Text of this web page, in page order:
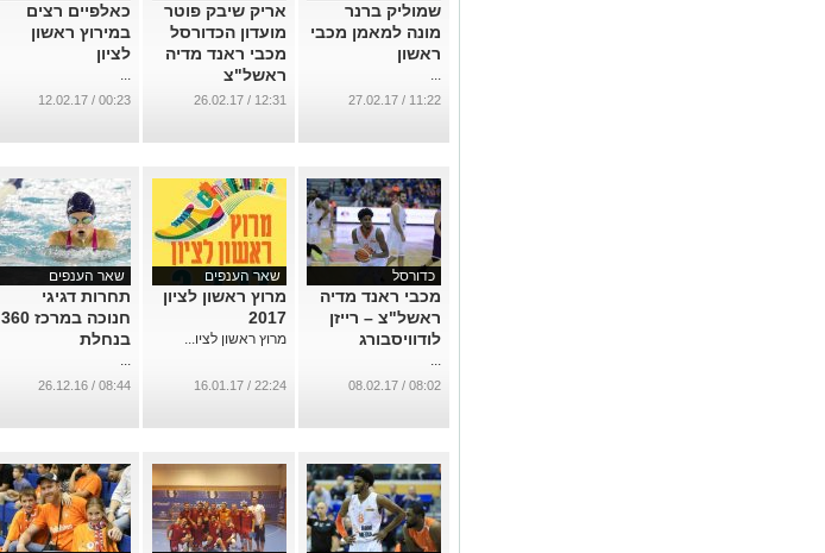
שמוליק ברנר
מונה למאמן מכבי
ראשון
...
11:22 / 27.02.17
אריק שיבק פוטר
מועדון הכדורסל
מכבי ראנד מדיה
ראשל"צ
...
12:31 / 26.02.17
כאלפיים רצים
במירוץ ראשון
לציון
...
00:23 / 12.02.17
כדורסל
מכבי ראנד מדיה
ראשל"צ – רייזן
לודוויסבורג
...
08:02 / 08.02.17
שאר הענפים
מרוץ ראשון לציון
2017
מרוץ ראשון לציו...
22:24 / 16.01.17
שאר הענפים
תחרות דגיגי
חנוכה במרכז 360
בנחלת
...
08:44 / 26.12.16